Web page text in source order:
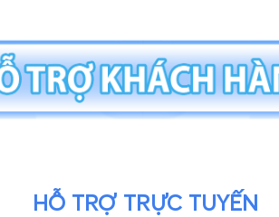
HỖ TRỢ TRỰC TUYẾN